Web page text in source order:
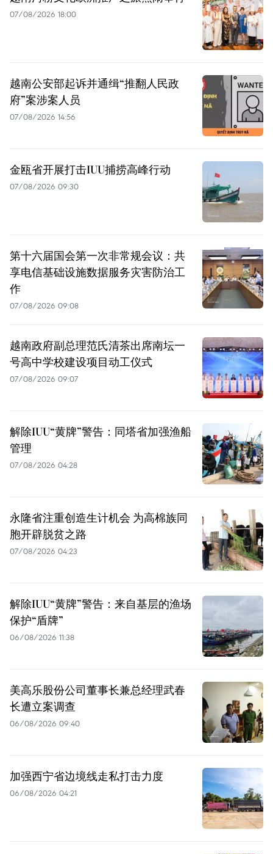
07/08/2026 18:00
越南公安部起诉并通缉“推翻人民政
府”案涉案人员
07/08/2026 14:56
金瓯省开展打击IUU捕捞高峰行动
07/08/2026 09:30
第十六届国会第一次非常规会议：共
享电信基础设施数据服务灾害防治工
作
07/08/2026 09:08
越南政府副总理范氏清茶出席南坛一
号高中学校建设项目动工仪式
07/08/2026 09:07
解除IUU“黄牌”警告：同塔省加强渔船
管理
07/08/2026 04:28
永隆省注重创造生计机会 为高棉族同
胞开辟脱贫之路
07/08/2026 04:23
解除IUU“黄牌”警告：来自基层的渔场
保护“盾牌”
06/08/2026 11:38
美高乐股份公司董事长兼总经理武春
长遭立案调查
06/08/2026 09:40
加强西宁省边境线走私打击力度
06/08/2026 04:21